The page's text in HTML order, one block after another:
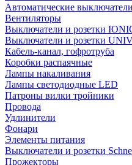
Автоматические
Вентиляторы
Выключатели и розетки
Выключатели и розетки
Кабель-канал, гофротруба
Коробки распаячные
Лампы накаливания
Лампы светодиодные LED
Патроны вилки тройники
Провода
Удлинители
Фонари
Элементы питания
Выключатели и розетки
Прожекторы